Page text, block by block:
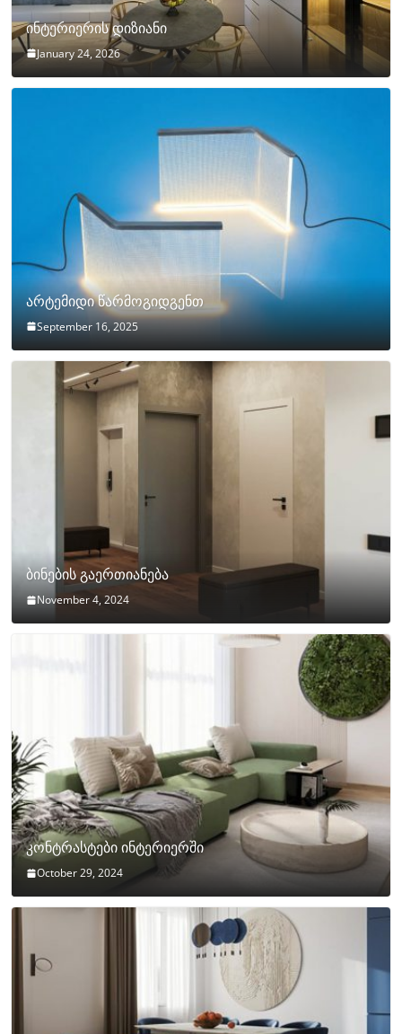
ინტერიერის დიზიანი
January 24, 2026
არტემიდი წარმოგიდგენთ
September 16, 2025
ბინების გაერთიანება
November 4, 2024
კონტრასტები ინტერიერში
October 29, 2024